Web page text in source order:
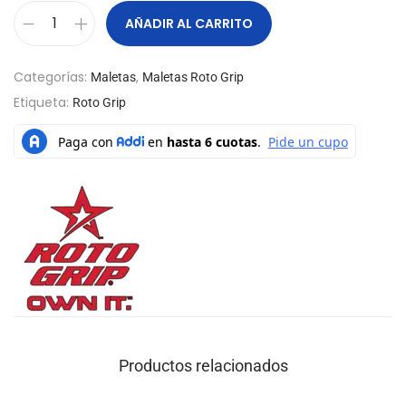
AÑADIR AL CARRITO
Categorías: Maletas, Maletas Roto Grip
Etiqueta: Roto Grip
Productos relacionados